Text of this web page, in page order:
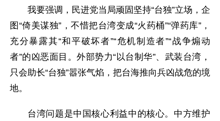
我要强调，民进党当局顽固坚持“台独”立场，企
图“倚美谋独”，不惜把台湾变成“火药桶”“弹药库”，
充分暴露其“和平破坏者”“危机制造者”“战争煽动
者”的凶恶面目。外部势力“以台制华”、武装台湾，
只会助长“台独”嚣张气焰，把台海推向兵凶战危的境
地。
台湾问题是中国核心利益中的核心。中方维护